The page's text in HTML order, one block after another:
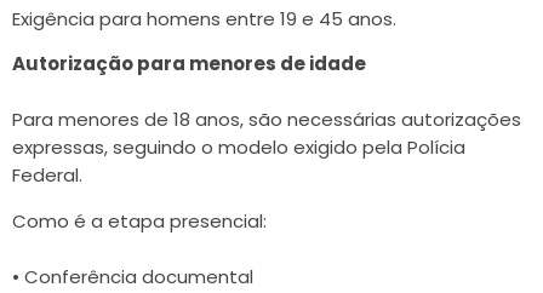
Exigência para homens entre 19 e 45 anos.
Autorização para menores de idade
Para menores de 18 anos, são necessárias autorizações
expressas, seguindo o modelo exigido pela Polícia
Federal.
Como é a etapa presencial:
• Conferência documental